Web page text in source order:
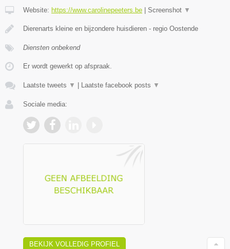
Website: https://www.carolinepeeters.be Screenshot ▼
Dierenarts kleine en bijzondere huisdieren - regio Oostende
Diensten onbekend
Er wordt gewerkt op afspraak.
Laatste tweets ▼ Laatste facebook posts ▼
Sociale media:
BEKIJK VOLLEDIG PROFIEL